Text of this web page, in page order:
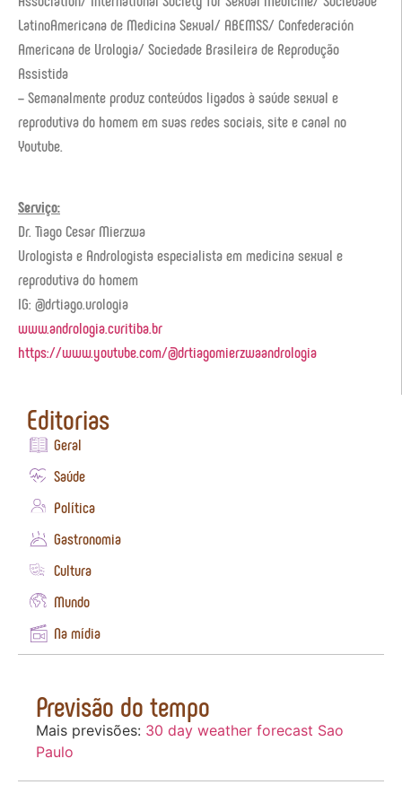
LatinoAmericana de Medicina Sexual/ ABEMSS/ Confederación
Americana de Urologia/ Sociedade Brasileira de Reprodução
Assistida
– Semanalmente produz conteúdos ligados à saúde sexual e
reprodutiva do homem em suas redes sociais, site e canal no
Youtube.
Serviço:
Dr. Tiago Cesar Mierzwa
Urologista e Andrologista especialista em medicina sexual e
reprodutiva do homem
IG: @drtiago.urologia
www.andrologia.curitiba.br
https://www.youtube.com/@drtiagomierzwaandrologia
Editorias
Geral
Saúde
Política
Gastronomia
Cultura
Mundo
Na mídia
Previsão do tempo
Mais previsões: 30 day weather forecast Sao
Paulo